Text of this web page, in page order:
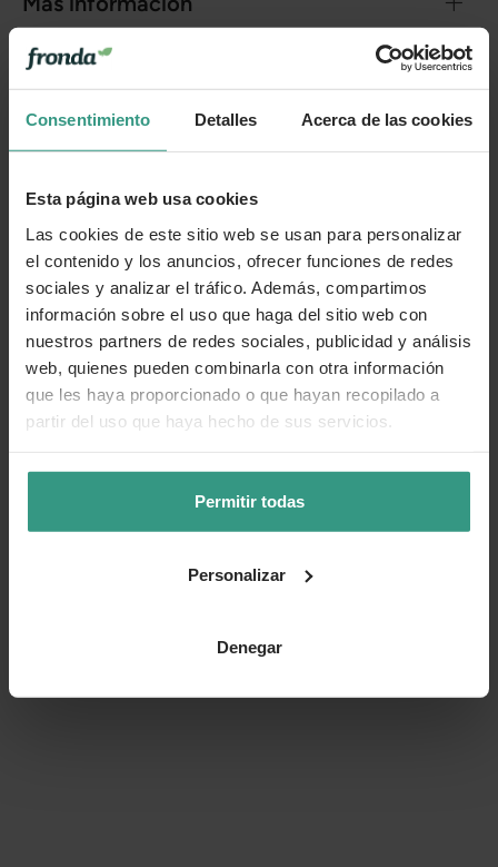
Consentimiento Detalles Acerca de las cookies
Esta página web usa cookies
Las cookies de este sitio web se usan para personalizar
el contenido y los anuncios, ofrecer funciones de redes
sociales y analizar el tráfico. Además, compartimos
información sobre el uso que haga del sitio web con
nuestros partners de redes sociales, publicidad y análisis
web, quienes pueden combinarla con otra información
que les haya proporcionado o que hayan recopilado a
partir del uso que haya hecho de sus servicios.
Permitir todas
Personalizar
Denegar
Cuidados
Categorías
Número de artículo:11256656
¿Te ha resultado útil la información de este producto?
👍 Sí 😐 Más o menos 👎 No